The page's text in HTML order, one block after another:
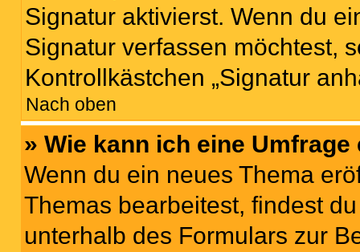
Signatur aktivierst. Wenn du
Signatur verfassen möchtest,
Kontrollkästchen „Signatur
Nach oben
» Wie kann ich eine
Wenn du ein neues Thema
Themas bearbeitest, findest
unterhalb des Formulars zur